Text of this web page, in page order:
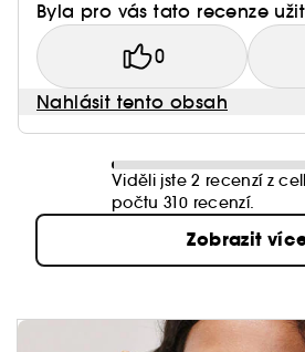
Byla pro vás tato recenze
0
Nahlásit tento obsah
Viděli jste 2 recenzí z
počtu 310 recenzí.
Zobrazit